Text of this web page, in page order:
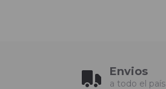
Envios
a todo el país